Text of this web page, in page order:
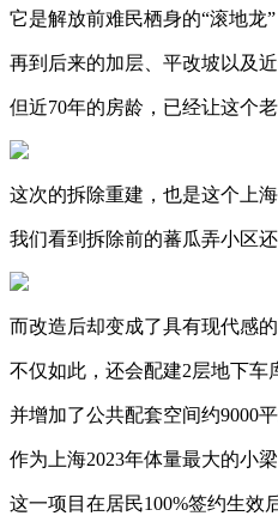
它是解放前难民栖身的“滚地龙
再到后来的加层、平改坡以及
但近70年的房龄，已经让这个
这次的拆除重建，也是这个上
我们看到拆除前的蕃瓜弄小区
而改造后却变成了具有现代感
不仅如此，还会配建2层地下车
并增加了公共配套空间约9000
作为上海2023年体量最大的小
这一项目在居民100%签约生效